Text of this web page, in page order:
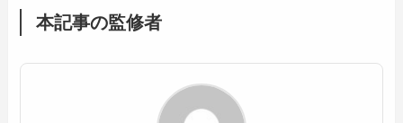
本記事の監修者